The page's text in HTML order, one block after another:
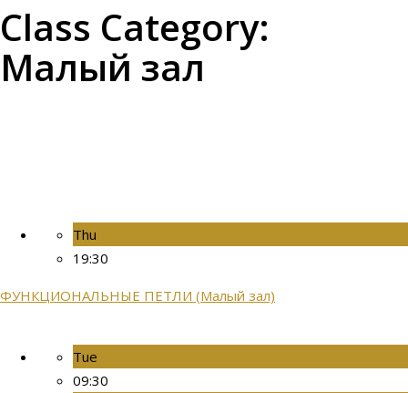
Class Category:
Малый зал
Thu
19:30
ФУНКЦИОНАЛЬНЫЕ ПЕТЛИ (Малый зал)
Tue
09:30